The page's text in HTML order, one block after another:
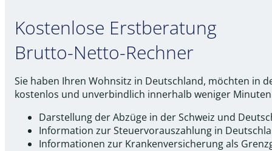
Kostenlose Erstberatung
Brutto-Netto-Rechner
Sie haben Ihren Wohnsitz in Deutschland, möchten in
kostenlos und unverbindlich innerhalb weniger
Darstellung der Abzüge in der Schweiz und
Information zur Steuervorauszahlung in
Informationen zur Krankenversicherung als